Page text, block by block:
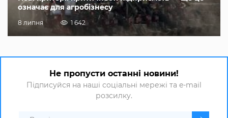
означає для агробізнесу
8 липня 1 642
Не пропусти останні новини!
Підписуйся на наші соціальні мережі та e-mail
розсилку.